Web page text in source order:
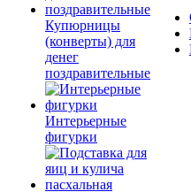
Купюрницы
(конверты) для
денег
поздравительные
Интерьерные
фигурки